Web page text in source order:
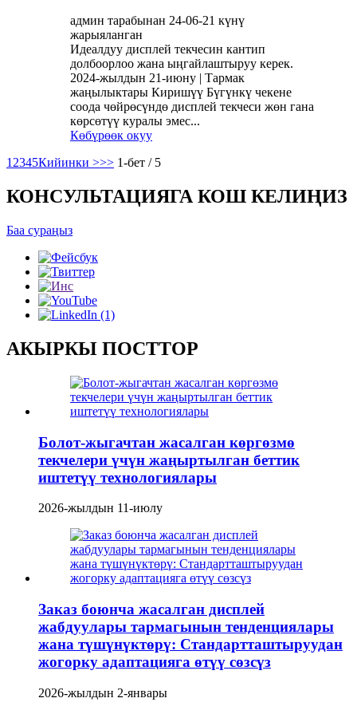
админ тарабынан 24-06-21 күнү
жарыяланган
Идеалдуу дисплей текчесин кантип
долбоорлоо жана ыңгайлаштыруу керек.
2024-жылдын 21-июну | Тармак
жаңылыктары Киришүү Бүгүнкү чекене
соода чөйрөсүндө дисплей текчеси жөн гана
көрсөтүү куралы эмес...
Көбүрөөк окуу
1 2345Кийинки >>> 1-бет / 5
КОНСУЛЬТАЦИЯГА КОШ КЕЛИҢИЗ
Баа сураңыз
АКЫРКЫ ПОСТТОР
Болот-жыгачтан жасалган көргөзмө
текчелери үчүн жаңыртылган беттик
иштетүү технологиялары
2026-жылдын 11-июлу
Заказ боюнча жасалган дисплей
жабдуулары тармагынын тенденциялары
жана түшүнүктөрү: Стандартташтыруудан
жогорку адаптацияга өтүү сөзсүз
2026-жылдын 2-январы